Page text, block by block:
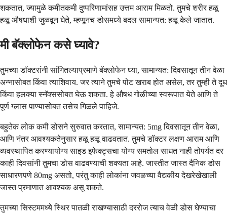
शकतात, ज्यामुळे कमीतकमी दुष्परिणामांसह उत्तम आराम मिळतो. तुमचे शरीर हळू
हळू औषधाशी जुळवून घेते, म्हणूनच डोसमध्ये बदल सामान्यत: हळू केले जातात.
मी बॅक्लोफेन कसे घ्यावे?
तुमच्या डॉक्टरांनी सांगितल्याप्रमाणे बॅक्लोफेन घ्या, सामान्यत: दिवसातून तीन वेळा
अन्नासोबत किंवा त्याशिवाय. जर त्याने तुमचे पोट खराब होत असेल, तर तुम्ही ते दूध
किंवा हलक्या स्नॅक्ससोबत घेऊ शकता. हे औषध गोळीच्या स्वरूपात येते आणि ते
पूर्ण ग्लास पाण्यासोबत तसेच गिळले पाहिजे.
बहुतेक लोक कमी डोसने सुरुवात करतात, सामान्यत: 5mg दिवसातून तीन वेळा,
आणि नंतर आवश्यकतेनुसार हळू हळू वाढवतात. तुमचे डॉक्टर लक्षण आराम आणि
व्यवस्थापित करण्यायोग्य साइड इफेक्ट्सचा योग्य समतोल साधत नाही तोपर्यंत दर
काही दिवसांनी तुमचा डोस वाढवण्याची शक्यता आहे. जास्तीत जास्त दैनिक डोस
साधारणपणे 80mg असतो, परंतु काही लोकांना जवळच्या वैद्यकीय देखरेखेखाली
जास्त प्रमाणात आवश्यक असू शकते.
तुमच्या सिस्टममध्ये स्थिर पातळी राखण्यासाठी दररोज त्याच वेळी डोस घेण्याचा